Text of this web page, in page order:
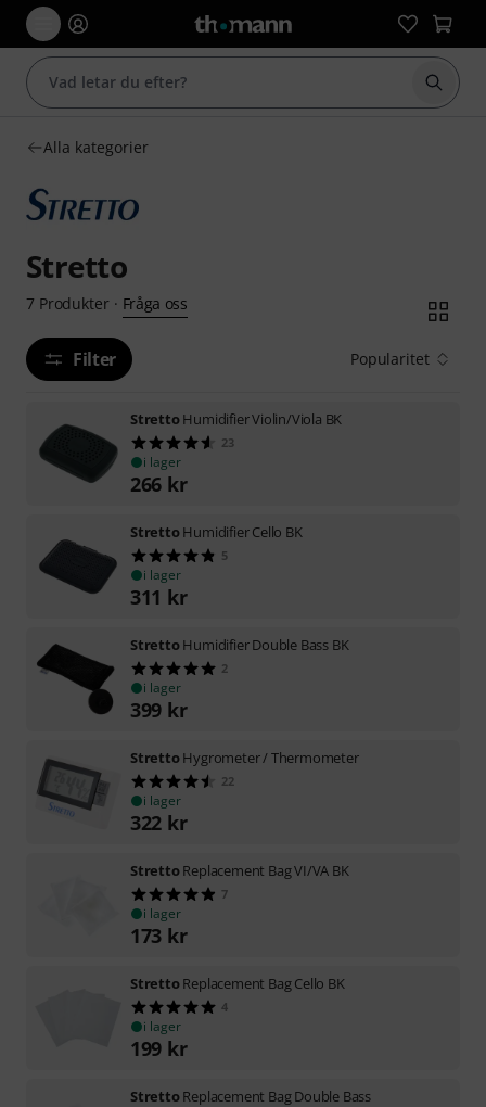
Börja
Alla kategorier
Stretto
7 Produkter· Fråga oss
Filter Popularitet
StrettoHumidifier Violin/Viola BK
23
i lager
266 kr
StrettoHumidifier Cello BK
5
i lager
311 kr
StrettoHumidifier Double Bass BK
2
i lager
399 kr
StrettoHygrometer / Thermometer
22
i lager
322 kr
StrettoReplacement Bag VI/VA BK
7
i lager
173 kr
StrettoReplacement Bag Cello BK
4
i lager
199 kr
StrettoReplacement Bag Double Bass